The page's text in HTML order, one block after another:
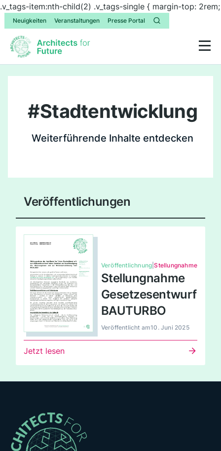
.v_tags-item:nth-child(2) .v_tags-single { margin-top: 2rem;
Neuigkeiten Veranstaltungen Presse Portal
#Stadtentwicklung
Weiterführende Inhalte entdecken
Veröffentlichungen
Veröffentlichnung |Stellungnahme
Stellungnahme
Gesetzesentwurf
BAUTURBO
Veröffentlicht am10. Juni 2025
Jetzt lesen